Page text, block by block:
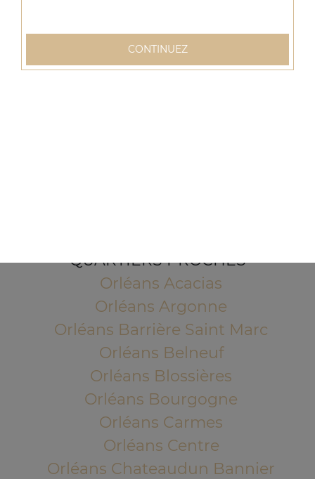
QUARTIERS PROCHES
Orléans Acacias
Orléans Argonne
Orléans Barrière Saint Marc
Orléans Belneuf
Orléans Blossières
Orléans Bourgogne
Orléans Carmes
Orléans Centre
Orléans Chateaudun Bannier
CONTINUEZ